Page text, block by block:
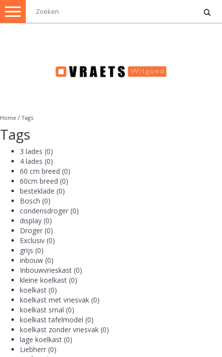
Toggle
navigation
Home / Tags
Tags
3 lades (0)
4 lades (0)
60 cm breed (0)
60cm breed (0)
besteklade (0)
Bosch (0)
condensdroger (0)
display (0)
Droger (0)
Exclusiv (0)
grijs (0)
inbouw (0)
Inbouwvrieskast (0)
kleine koelkast (0)
koelkast (0)
koelkast met vriesvak (0)
koelkast smal (0)
koelkast tafelmodel (0)
koelkast zonder vriesvak (0)
lage koelkast (0)
Liebherr (0)